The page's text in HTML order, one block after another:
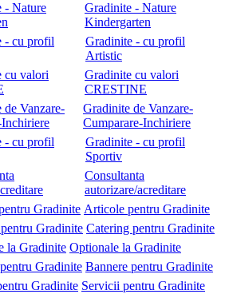
Gradinite - Nature
Kindergarten
Gradinite - cu profil
Artistic
Gradinite cu valori
CRESTINE
Gradinite de Vanzare-
Cumparare-Inchiriere
Gradinite - cu profil
Sportiv
Consultanta
autorizare/acreditare
Articole pentru Gradinite
Catering pentru Gradinite
Optionale la Gradinite
Bannere pentru Gradinite
Servicii pentru Gradinite